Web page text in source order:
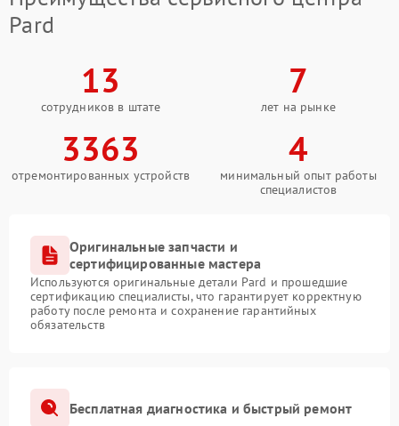
Pard
13
сотрудников в штате
7
лет на рынке
3363
отремонтированных устройств
4
минимальный опыт работы
специалистов
Оригинальные запчасти и
сертифицированные мастера
Используются оригинальные детали Pard и прошедшие
сертификацию специалисты, что гарантирует корректную
работу после ремонта и сохранение гарантийных
обязательств
Бесплатная диагностика и быстрый ремонт